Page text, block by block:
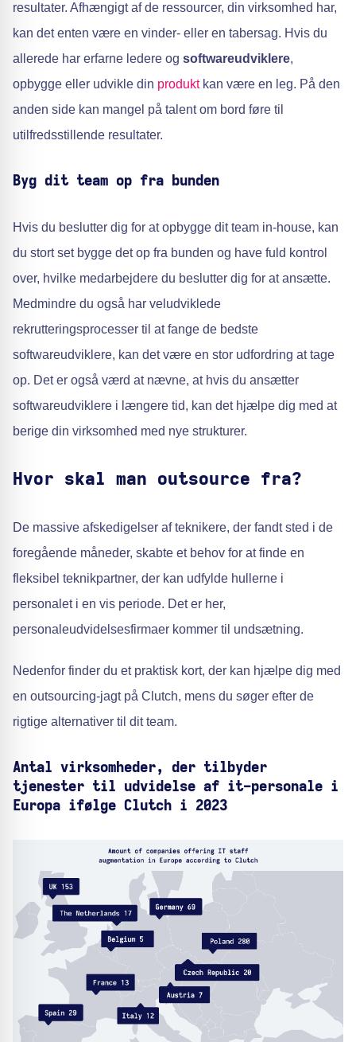
resultater. Afhængigt af de ressourcer, din virksomhed har,
kan det enten være en vinder- eller en tabersag. Hvis du
allerede har erfarne ledere og softwareudviklere,
opbygge eller udvikle din produktkan være en leg. På den
anden side kan mangel på talent om bord føre til
utilfredsstillende resultater.
Byg dit team op fra bunden
Hvis du beslutter dig for at opbygge dit team in-house, kan
du stort set bygge det op fra bunden og have fuld kontrol
over, hvilke medarbejdere du beslutter dig for at ansætte.
Medmindre du også har veludviklede
rekrutteringsprocesser til at fange de bedste
softwareudviklere, kan det være en stor udfordring at tage
op. Det er også værd at nævne, at hvis du ansætter
softwareudviklere i længere tid, kan det hjælpe dig med at
berige din virksomhed med nye strukturer.
Hvor skal man outsource fra?
De massive afskedigelser af teknikere, der fandt sted i de
foregående måneder, skabte et behov for at finde en
fleksibel teknikpartner, der kan udfylde hullerne i
personalet i en vis periode. Det er her,
personaleudvidelsesfirmaer kommer til undsætning.
Nedenfor finder du et praktisk kort, der kan hjælpe dig med
en outsourcing-jagt på Clutch, mens du søger efter de
rigtige alternativer til dit team.
Antal virksomheder, der tilbyder
tjenester til udvidelse af it-personale i
Europa ifølge Clutch i 2023